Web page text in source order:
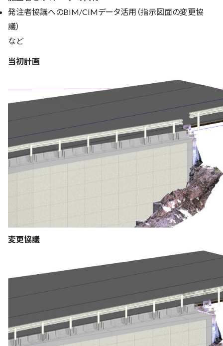
発注者協議へのBIM/CIMデータ活用（指示図面の変更協
議）
など
当初計画
変更協議